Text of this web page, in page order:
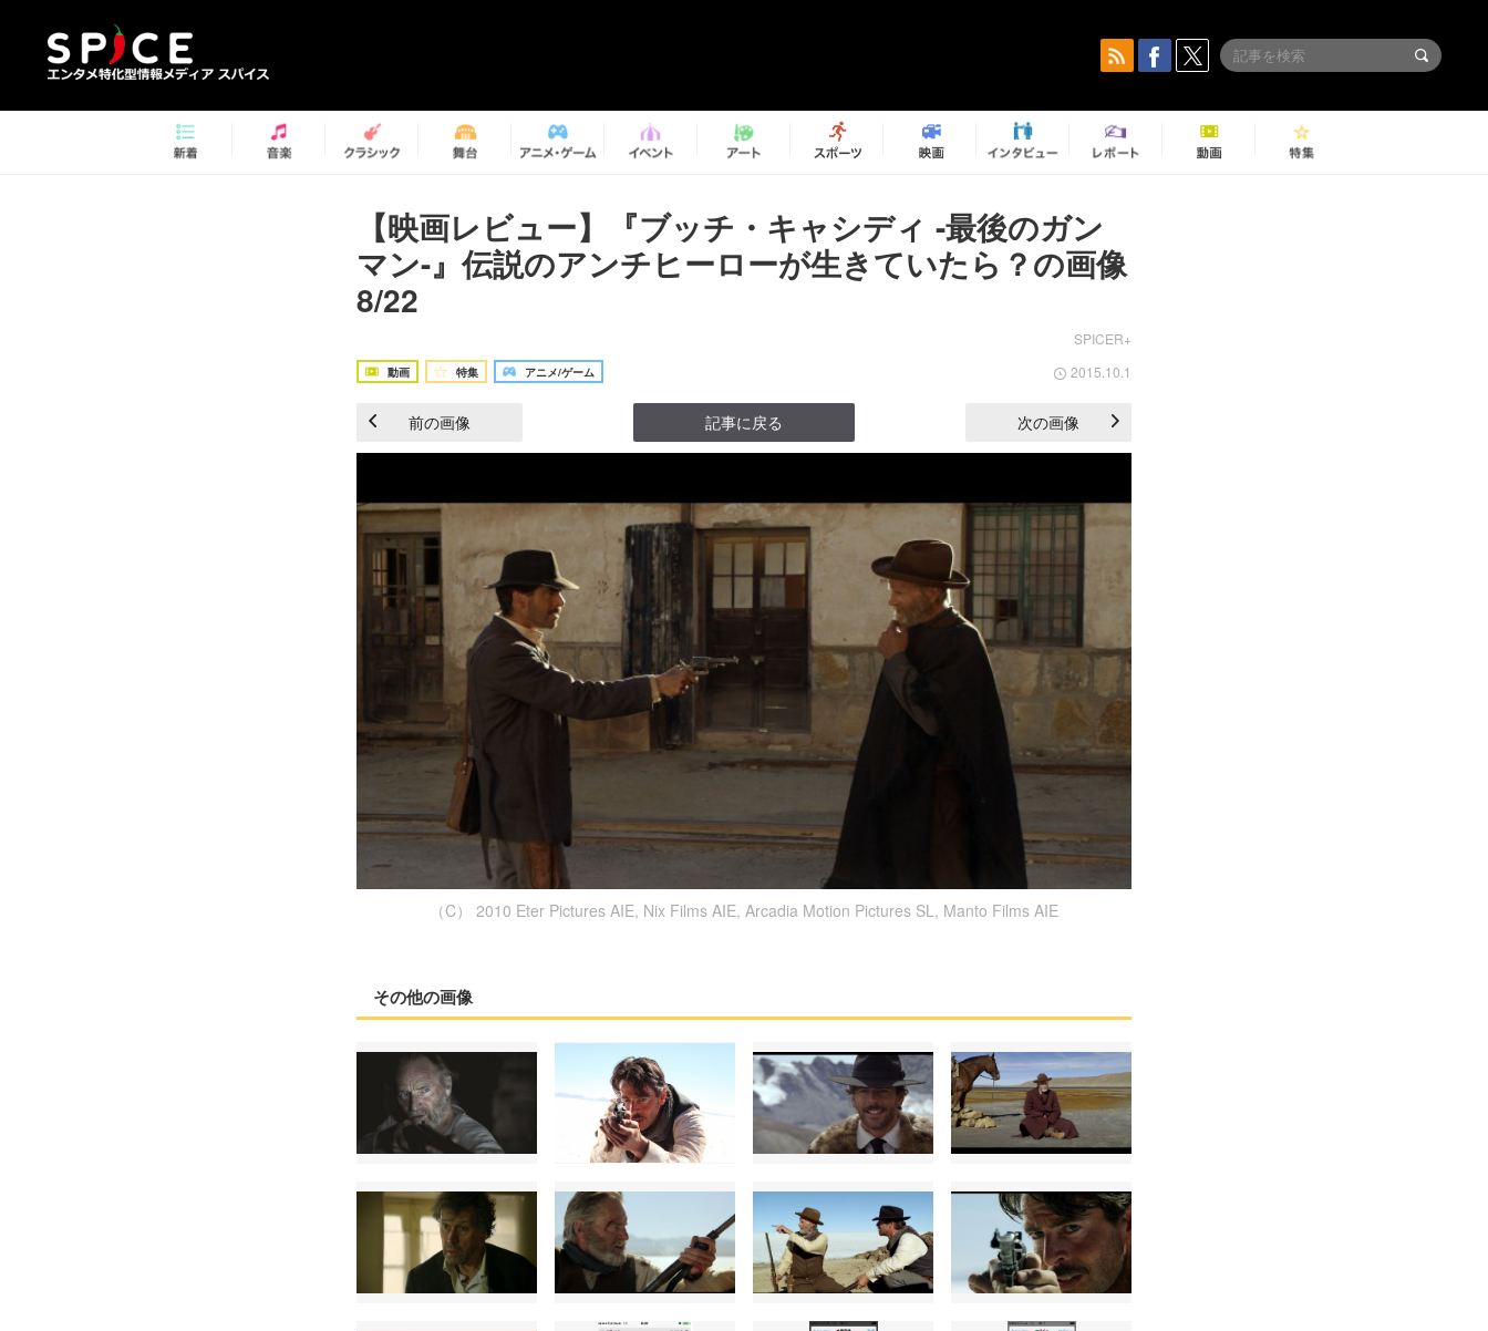
【映画レビュー】『ブッチ・キャシディ -最後のガン
マン-』伝説のアンチヒーローが生きていたら？の画像
8/22
SPICER+
動画 特集 アニメ/ゲーム 2015.10.1
前の画像 記事に戻る 次の画像
（C） 2010 Eter Pictures AIE, Nix Films AIE, Arcadia Motion Pictures SL, Manto Films AIE
その他の画像